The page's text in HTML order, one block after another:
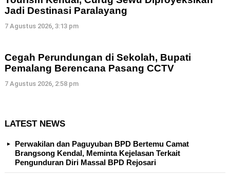
Jadi Destinasi Paralayang
7 Agustus 2026, 3:13 pm
Cegah Perundungan di Sekolah, Bupati
Pemalang Berencana Pasang CCTV
7 Agustus 2026, 2:58 pm
LATEST NEWS
Perwakilan dan Paguyuban BPD Bertemu Camat
Brangsong Kendal, Meminta Kejelasan Terkait
Pengunduran Diri Massal BPD Rejosari